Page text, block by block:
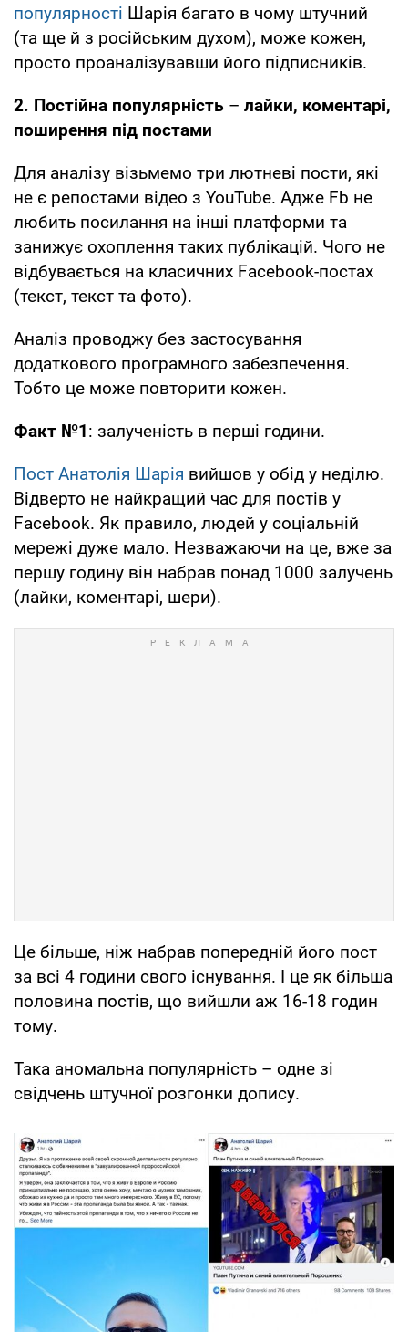
популярності Шарія багато в чому штучний
(та ще й з російським духом), може кожен,
просто проаналізувавши його підписників.
2. Постійна популярність – лайки, коментарі,
поширення під постами
Для аналізу візьмемо три лютневі пости, які
не є репостами відео з YouTube. Адже Fb не
любить посилання на інші платформи та
занижує охоплення таких публікацій. Чого не
відбувається на класичних Facebook-постах
(текст, текст та фото).
Аналіз проводжу без застосування
додаткового програмного забезпечення.
Тобто це може повторити кожен.
Факт №1: залученість в перші години.
Пост Анатолія Шарія вийшов у обід у неділю.
Відверто не найкращий час для постів у
Facebook. Як правило, людей у соціальній
мережі дуже мало. Незважаючи на це, вже за
першу годину він набрав понад 1000 залучень
(лайки, коментарі, шери).
Це більше, ніж набрав попередній його пост
за всі 4 години свого існування. І це як більша
половина постів, що вийшли аж 16-18 годин
тому.
Така аномальна популярність – одне зі
свідчень штучної розгонки допису.